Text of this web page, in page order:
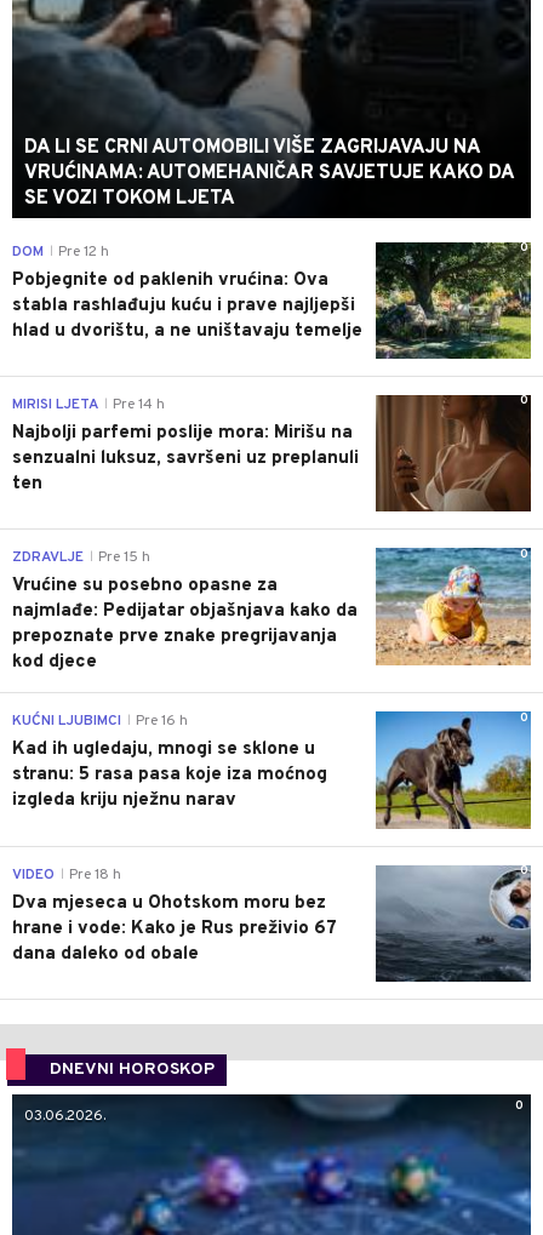
DA LI SE CRNI AUTOMOBILI VIŠE ZAGRIJAVAJU NA
VRUĆINAMA: AUTOMEHANIČAR SAVJETUJE KAKO DA
SE VOZI TOKOM LJETA
0
DOM Pre 12 h
Pobjegnite od paklenih vrućina: Ova
stabla rashlađuju kuću i prave najljepši
hlad u dvorištu, a ne uništavaju temelje
0
MIRISI LJETA Pre 14 h
Najbolji parfemi poslije mora: Mirišu na
senzualni luksuz, savršeni uz preplanuli
ten
0
ZDRAVLJE Pre 15 h
Vrućine su posebno opasne za
najmlađe: Pedijatar objašnjava kako da
prepoznate prve znake pregrijavanja
kod djece
0
KUĆNI LJUBIMCI Pre 16 h
Kad ih ugledaju, mnogi se sklone u
stranu: 5 rasa pasa koje iza moćnog
izgleda kriju nježnu narav
0
VIDEO Pre 18 h
Dva mjeseca u Ohotskom moru bez
hrane i vode: Kako je Rus preživio 67
dana daleko od obale
DNEVNI HOROSKOP
0
03.06.2026.